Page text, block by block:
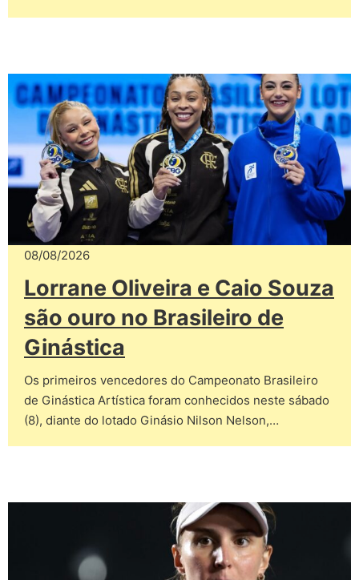
08/08/2026
Lorrane Oliveira e Caio Souza
são ouro no Brasileiro de
Ginástica
Os primeiros vencedores do Campeonato Brasileiro
de Ginástica Artística foram conhecidos neste sábado
(8), diante do lotado Ginásio Nilson Nelson,…